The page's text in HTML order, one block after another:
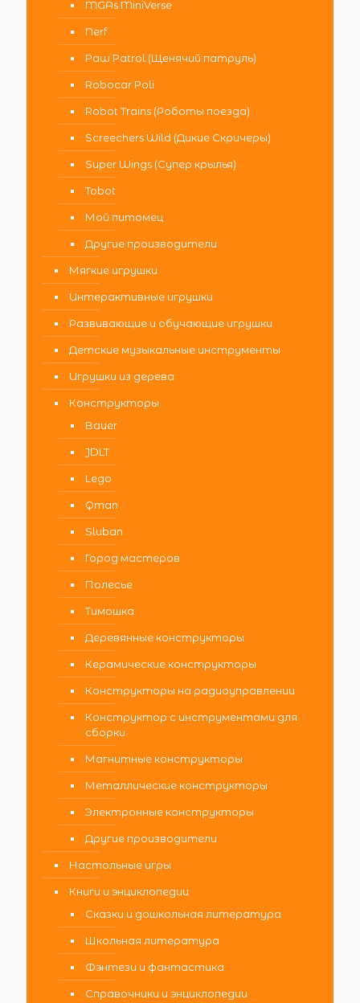
MGAs MiniVerse
Nerf
Paw Patrol (Щенячий патруль)
Robocar Poli
Robot Trains (Роботы поезда)
Screechers Wild (Дикие Скричеры)
Super Wings (Супер крылья)
Tobot
Мой питомец
Другие производители
Мягкие игрушки
Интерактивные игрушки
Развивающие и обучающие игрушки
Детские музыкальные инструменты
Игрушки из дерева
Конструкторы
Bauer
JDLT
Lego
Qman
Sluban
Город мастеров
Полесье
Тимошка
Деревянные конструкторы
Керамические конструкторы
Конструкторы на радиоуправлении
Конструктор с инструментами для
сборки
Магнитные конструкторы
Металлические конструкторы
Электронные конструкторы
Другие производители
Настольные игры
Книги и энциклопедии
Сказки и дошкольная литература
Школьная литература
Фэнтези и фантастика
Справочники и энциклопедии